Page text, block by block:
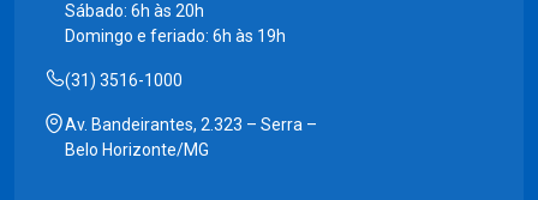
Sábado: 6h às 20h
Domingo e feriado: 6h às 19h
(31) 3516-1000
Av. Bandeirantes, 2.323 – Serra –
Belo Horizonte/MG